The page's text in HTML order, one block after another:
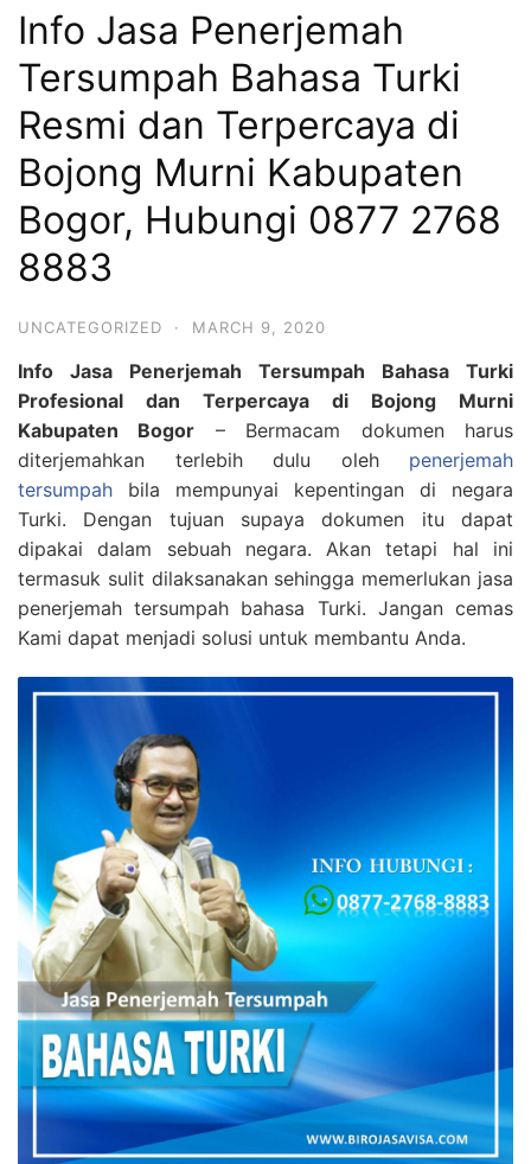
Info Jasa Penerjemah
Tersumpah Bahasa Turki
Resmi dan Terpercaya di
Bojong Murni Kabupaten
Bogor, Hubungi 0877 2768
8883
UNCATEGORIZED · MARCH 9, 2020
Info Jasa Penerjemah Tersumpah Bahasa Turki
Profesional dan Terpercaya di Bojong Murni
Kabupaten Bogor – Bermacam dokumen harus
diterjemahkan terlebih dulu oleh penerjemah
tersumpah bila mempunyai kepentingan di negara
Turki. Dengan tujuan supaya dokumen itu dapat
dipakai dalam sebuah negara. Akan tetapi hal ini
termasuk sulit dilaksanakan sehingga memerlukan jasa
penerjemah tersumpah bahasa Turki. Jangan cemas
Kami dapat menjadi solusi untuk membantu Anda.